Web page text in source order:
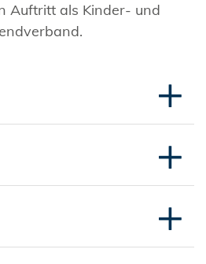
Auftritt als Kinder- und